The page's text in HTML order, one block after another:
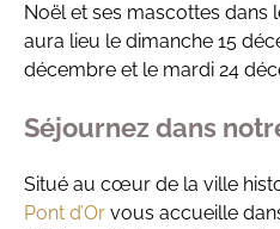
Noël et ses mascottes dans
aura lieu le dimanche 15
décembre et le mardi 24
Séjournez dans
Situé au cœur de la ville
Pont d’Or vous accueille